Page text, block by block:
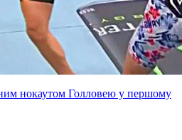
нокаутом Голловею у першому